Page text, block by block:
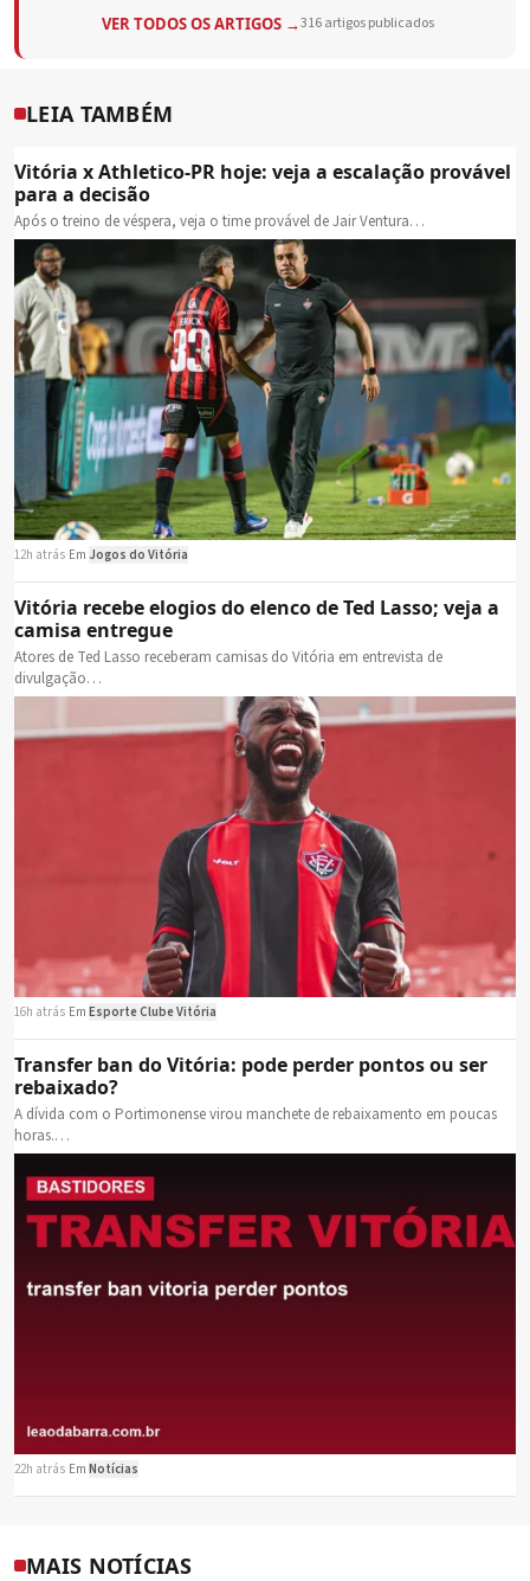
VER TODOS OS ARTIGOS →316 artigos publicados
LEIA TAMBÉM
Vitória x Athletico-PR hoje: veja a escalação provável
para a decisão
Após o treino de véspera, veja o time provável de Jair Ventura…
12h atrás Em Jogos do Vitória
Vitória recebe elogios do elenco de Ted Lasso; veja a
camisa entregue
Atores de Ted Lasso receberam camisas do Vitória em entrevista de
divulgação…
16h atrás Em Esporte Clube Vitória
Transfer ban do Vitória: pode perder pontos ou ser
rebaixado?
A dívida com o Portimonense virou manchete de rebaixamento em poucas
horas.…
22h atrás Em Notícias
MAIS NOTÍCIAS